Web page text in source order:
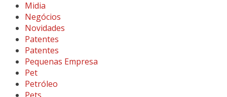
Midia
Negócios
Novidades
Patentes
Patentes
Pequenas Empresa
Pet
Petróleo